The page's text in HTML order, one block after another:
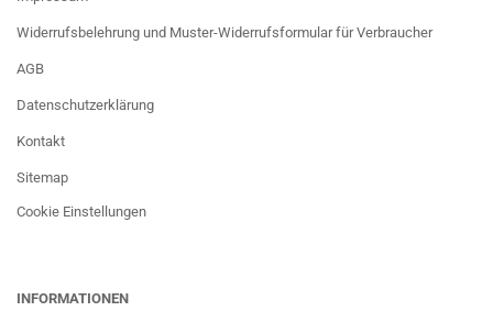
Widerrufsbelehrung und Muster-Widerrufsformular für Verbraucher
AGB
Datenschutzerklärung
Kontakt
Sitemap
Cookie Einstellungen
INFORMATIONEN